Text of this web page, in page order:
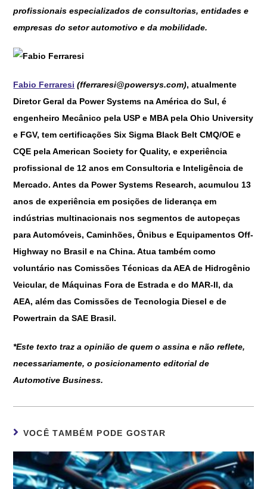
profissionais especializados de consultorias, entidades e
empresas do setor automotivo e da mobilidade.
Fabio Ferraresi (fferraresi@powersys.com), atualmente
Diretor Geral da Power Systems na América do Sul, é
engenheiro Mecânico pela USP e MBA pela Ohio University
e FGV, tem certificações Six Sigma Black Belt CMQ/OE e
CQE pela American Society for Quality, e experiência
profissional de 12 anos em Consultoria e Inteligência de
Mercado. Antes da Power Systems Research, acumulou 13
anos de experiência em posições de liderança em
indústrias multinacionais nos segmentos de autopeças
para Automóveis, Caminhões, Ônibus e Equipamentos Off-
Highway no Brasil e na China. Atua também como
voluntário nas Comissões Técnicas da AEA de Hidrogênio
Veicular, de Máquinas Fora de Estrada e do MAR-II, da
AEA, além das Comissões de Tecnologia Diesel e de
Powertrain da SAE Brasil.
*Este texto traz a opinião de quem o assina e não reflete,
necessariamente, o posicionamento editorial de
Automotive Business.
VOCÊ TAMBÉM PODE GOSTAR